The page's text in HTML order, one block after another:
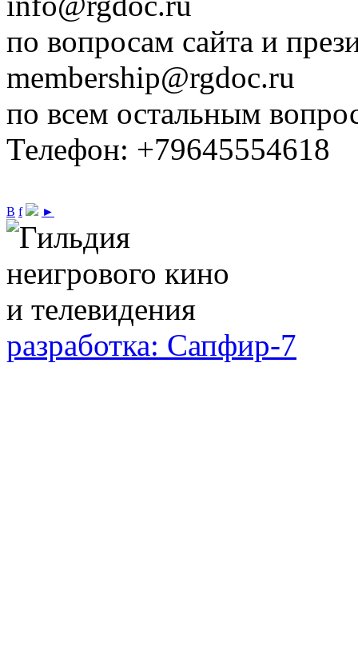
по вопросам сайта и
membership@rgdoc.ru
по всем остальным
Телефон: +79645554618
В f ►
разработка: Сапфир-7